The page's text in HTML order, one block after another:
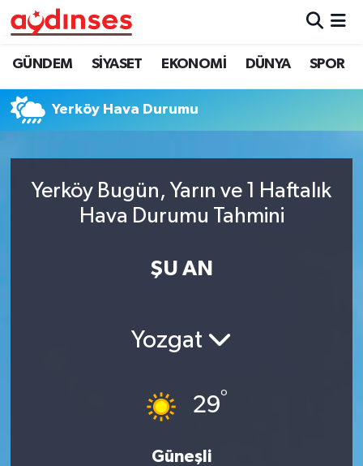
GÜNDEM SİYASET EKONOMİ DÜNYA SPOR
Yerköy Hava Durumu
Yerköy Bugün, Yarın ve 1 Haftalık
Hava Durumu Tahmini
ŞU AN
Yozgat
29°
Güneşli
GÜNDEM
SİYASET
DÜNYA
SPOR
Nöbetçi Eczaneler
Hava Durumu
Trafik Durumu
Süper Lig Puan Durumu ve Fikstür